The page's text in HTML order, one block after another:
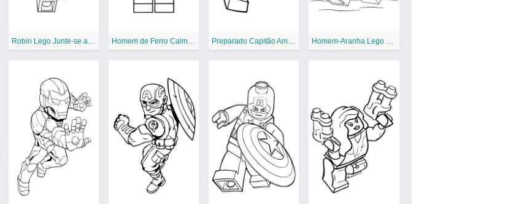
Homem de Ferro Calmo Lego Avengers